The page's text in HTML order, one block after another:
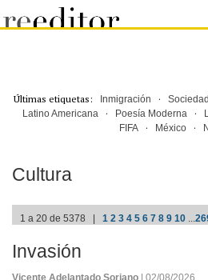
Últimas etiquetas: Inmigración · Sociedad
Latino Americana · Poesía Moderna ·
FIFA· México·
Cultura
1 a 20 de 5378 | 1 2 3 4 5 6 7 8 9 10 ...
Invasión
Vicente Adelantado Soriano
| 02/08/2026